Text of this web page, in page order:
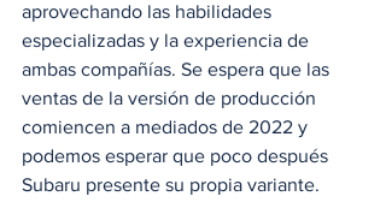
aprovechando las habilidades
especializadas y la experiencia de
ambas compañías. Se espera que las
ventas de la versión de producción
comiencen a mediados de 2022 y
podemos esperar que poco después
Subaru presente su propia variante.